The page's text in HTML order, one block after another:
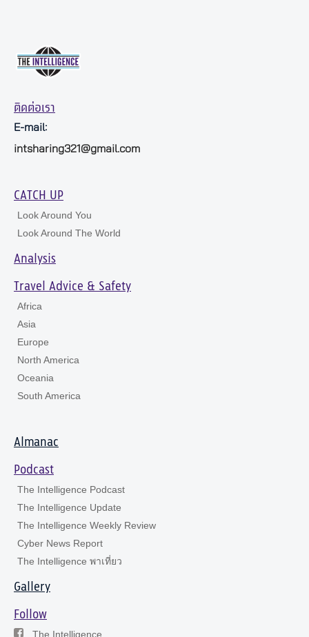
ติดต่อเรา
E-mail:
intsharing321@gmail.com
CATCH UP
Look Around You
Look Around The World
Analysis
Travel Advice & Safety
Africa
Asia
Europe
North America
Oceania
South America
Almanac
Podcast
The Intelligence Podcast
The Intelligence Update
The Intelligence Weekly Review
Cyber News Report
The Intelligence พาเที่ยว
Gallery
Follow
The Intelligence